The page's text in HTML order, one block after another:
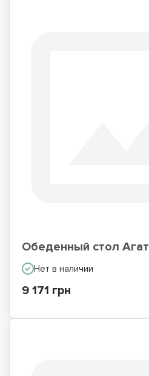
Обеденный стол Агат
Нет в наличии
9 171 грн